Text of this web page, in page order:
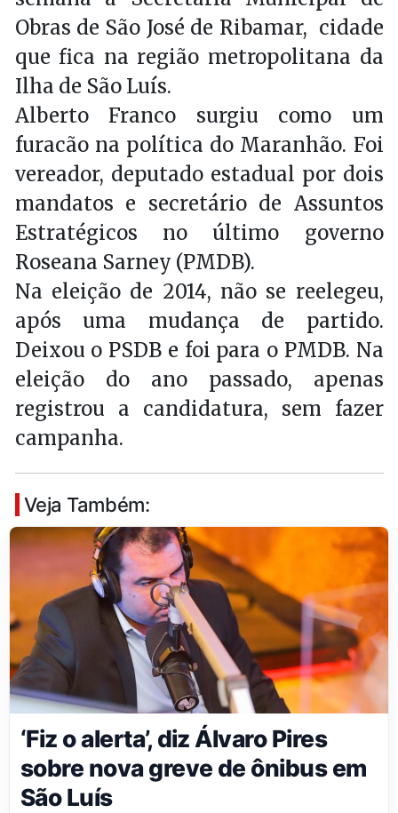
Obras de São José de Ribamar, cidade
que fica na região metropolitana da
Ilha de São Luís.
Alberto Franco surgiu como um
furacão na política do Maranhão. Foi
vereador, deputado estadual por dois
mandatos e secretário de Assuntos
Estratégicos no último governo
Roseana Sarney (PMDB).
Na eleição de 2014, não se reelegeu,
após uma mudança de partido.
Deixou o PSDB e foi para o PMDB. Na
eleição do ano passado, apenas
registrou a candidatura, sem fazer
campanha.
Veja Também:
‘Fiz o alerta’, diz Álvaro Pires
sobre nova greve de ônibus em
São Luís